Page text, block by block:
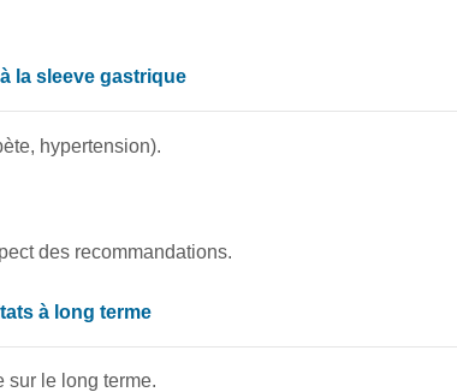
la sleeve gastrique
hypertension).
des recommandations.
à long terme
sur le long terme.